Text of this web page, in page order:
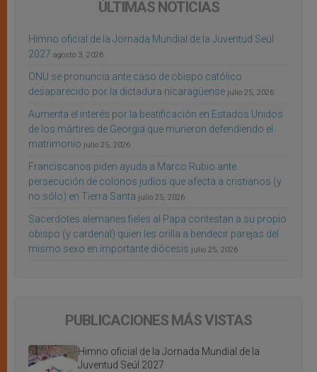
ÚLTIMAS NOTICIAS
Himno oficial de la Jornada Mundial de la Juventud Seúl
2027 agosto 3, 2026
ONU se pronuncia ante caso de obispo católico
desaparecido por la dictadura nicaragüense julio 25, 2026
Aumenta el interés por la beatificación en Estados Unidos
de los mártires de Georgia que murieron defendiendo el
matrimonio julio 25, 2026
Franciscanos piden ayuda a Marco Rubio ante
persecución de colonos judíos que afecta a cristianos (y
no sólo) en Tierra Santa julio 25, 2026
Sacerdotes alemanes fieles al Papa contestan a su propio
obispo (y cardenal) quien les orilla a bendecir parejas del
mismo sexo en importante diócesis julio 25, 2026
PUBLICACIONES MÁS VISTAS
Himno oficial de la Jornada Mundial de la
Juventud Seúl 2027